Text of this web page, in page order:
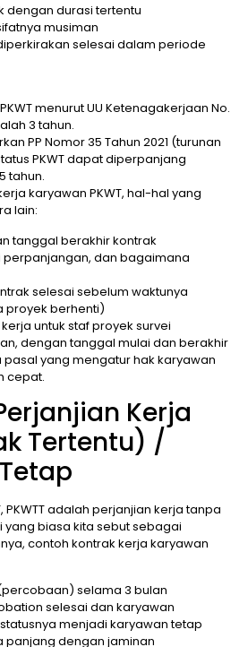
dengan durasi tertentu
musiman
selesai dalam periode
menurut UU Ketenagakerjaan No.
3 tahun.
PP Nomor 35 Tahun 2021 (turunan
PKWT dapat diperpanjang
tahun.
karyawan PKWT, hal-hal yang
lain:
tanggal berakhir kontrak
perpanjangan, dan bagaimana
selesai sebelum waktunya
proyek berhenti)
untuk staf proyek survei
dengan tanggal mulai dan berakhir
pasal yang mengatur hak karyawan
cepat.
Kerja
Tertentu) /
PKWTT adalah perjanjian kerja tanpa
yang biasa kita sebut sebagai
contoh kontrak kerja karyawan
selama 3 bulan
selesai dan karyawan
menjadi karyawan tetap
panjang dengan jaminan